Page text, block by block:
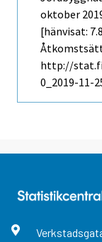
oktober
[hänvisat:
http://
0_2019-11-